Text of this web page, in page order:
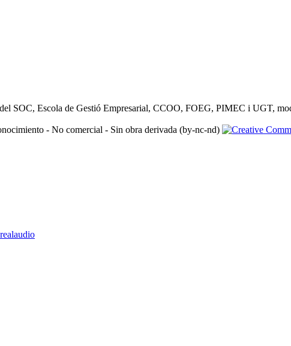
SOC, Escola de Gestió Empresarial, CCOO, FOEG, PIMEC i UGT,
- No comercial - Sin obra derivada (by-nc-nd)